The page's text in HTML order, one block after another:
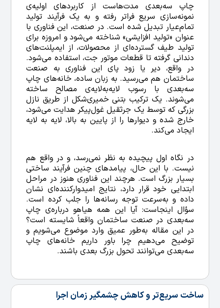
چاپ سه‌بعدی مدت‌هاست از کاربردهای اولیه‌ی
نمونه‌سازی سریع فراتر رفته و به یک فرآیند تولید
تمام‌عیار تبدیل شده است. در صنعت، این فناوری با
عنوان «تولید افزایشی» شناخته می‌شود و امروزه برای
تولید طیف گسترده‌ای از محصولات، از ایمپلنت‌های
دندانی گرفته تا قطعات موتور جت، استفاده می‌شود.
در واقع، دیر یا زود پای این فناوری به صنعت
ساختمان هم می‌رسید. به زبان ساده، خانه‌های چاپ
سه‌بعدی با رسوب لایه‌به‌لایه‌ی مصالح ساخته
می‌شوند. یک ترکیب بتنی خمیری‌شکل از طریق نازل
بزرگی که توسط یک جرثقیل غول‌پیکر هدایت می‌شود،
خارج شده و دیوارها را از پایین به بالا، لایه به لایه
ایجاد می‌کند.
در نگاه اول پیچیده به نظر نمی‌رسد، و در واقع هم
نیست. با این حال، پیامدهای چنین فرآیند ساختی
بسیار بزرگ است. هرچند این فناوری هنوز در مراحل
ابتدایی خود قرار دارد، نتایج امیدوارکننده‌ای نشان
داده و به‌سرعت توجه رسانه‌ها را جلب کرده است.
سؤال اینجاست: آیا این همه هیاهو درباره‌ی چاپ
سه‌بعدی در صنعت ساختمان واقعاً شایسته است؟
در این مقاله به‌طور عمیق وارد موضوع می‌شویم و
توضیح می‌دهیم چرا باور داریم خانه‌های چاپ
سه‌بعدی می‌توانند تحول بزرگ بعدی باشند.
ساخت سریع‌تر و کاهش چشمگیر زمان اجرا